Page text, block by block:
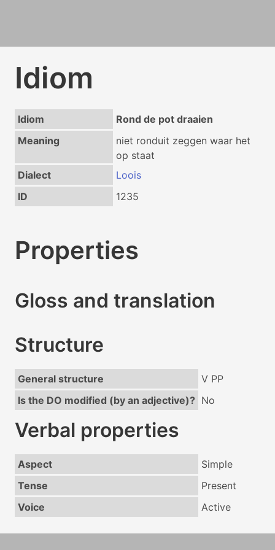
Idiom
Idiom
Rond de pot draaien
Meaning
niet ronduit zeggen waar het
op staat
Dialect
Loois
ID
1235
Properties
Gloss and translation
Structure
General structure
V PP
Is the DO modified (by an adjective)? No
Verbal properties
Aspect
Simple
Tense
Present
Voice
Active